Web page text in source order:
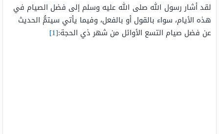
لقد أشار رسول الله صلى الله عليه وسلم إلى فضل الصيام في
هذه الأيام، سواء بالقول أو بالفعل، وفيما يأتي سيتمُّ الحديث
عن فضل صيام التسع الأوائل من شهر ذي الحجة:[1]